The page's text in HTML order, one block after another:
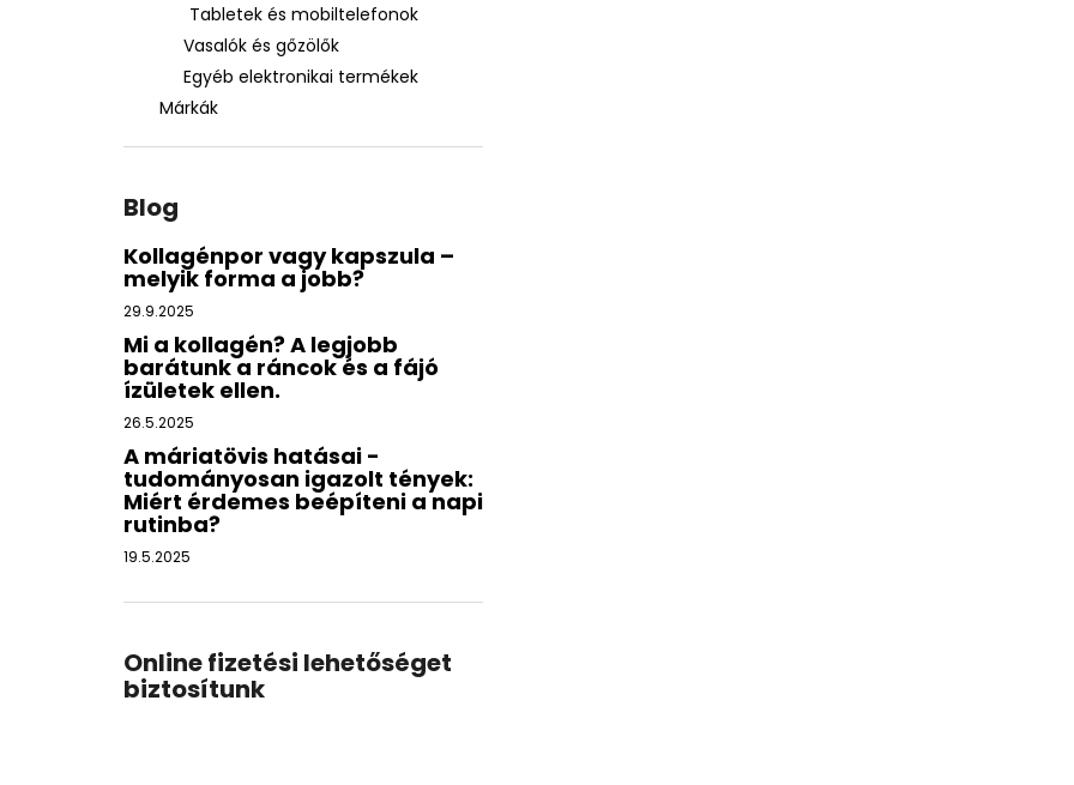
Tabletek és mobiltelefonok
Vasalók és gőzölők
Egyéb elektronikai termékek
Márkák
Blog
Kollagénpor vagy kapszula –
melyik forma a jobb?
29.9.2025
Mi a kollagén? A legjobb
barátunk a ráncok és a fájó
ízületek ellen.
26.5.2025
A máriatövis hatásai -
tudományosan igazolt tények:
Miért érdemes beépíteni a napi
rutinba?
19.5.2025
Online fizetési lehetőséget
biztosítunk